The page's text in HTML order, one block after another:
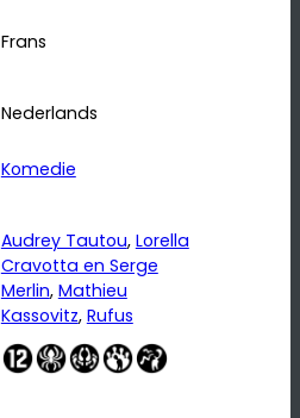
Frans
Nederlands
Komedie
Audrey Tautou, Lorella
Cravotta en Serge
Merlin, Mathieu
Kassovitz, Rufus